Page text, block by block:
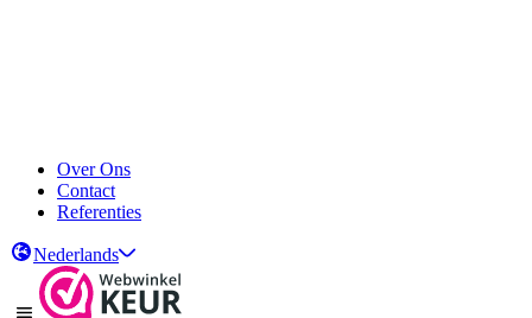
Over Ons
Contact
Referenties
Nederlands